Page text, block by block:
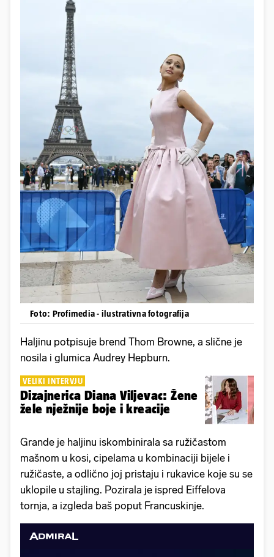
Foto: Profimedia - ilustrativna fotografija
Haljinu potpisuje brend Thom Browne, a slične je
nosila i glumica Audrey Hepburn.
VELIKI INTERVJU
Dizajnerica Diana Viljevac: Žene
žele nježnije boje i kreacije
Grande je haljinu iskombinirala sa ružičastom
mašnom u kosi, cipelama u kombinaciji bijele i
ružičaste, a odlično joj pristaju i rukavice koje su se
uklopile u stajling. Pozirala je ispred Eiffelova
tornja, a izgleda baš poput Francuskinje.